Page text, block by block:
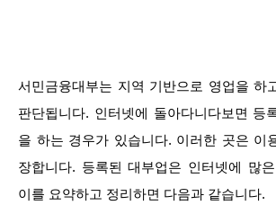
서민금융대부는 지역 기반으로 영업을 하
판단됩니다. 인터넷에 돌아다니다보면 등
을 하는 경우가 있습니다. 이러한 곳은 이
장합니다. 등록된 대부업은 인터넷에 많
이를 요약하고 정리하면 다음과 같습니다.